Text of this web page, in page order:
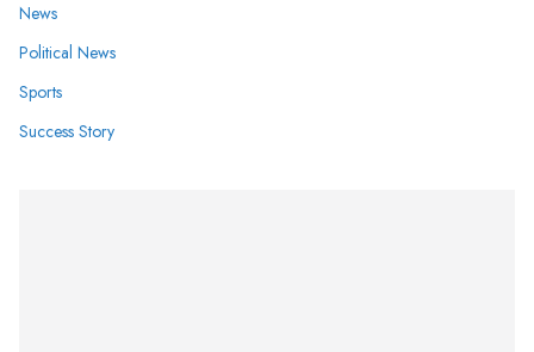
News
Political News
Sports
Success Story